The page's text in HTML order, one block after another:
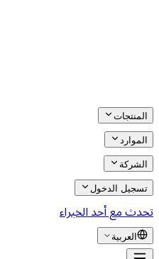
المنتجات
الموارد
الشركة
تسجيل الدخول
تحدث مع أحد الخبراء
العربية